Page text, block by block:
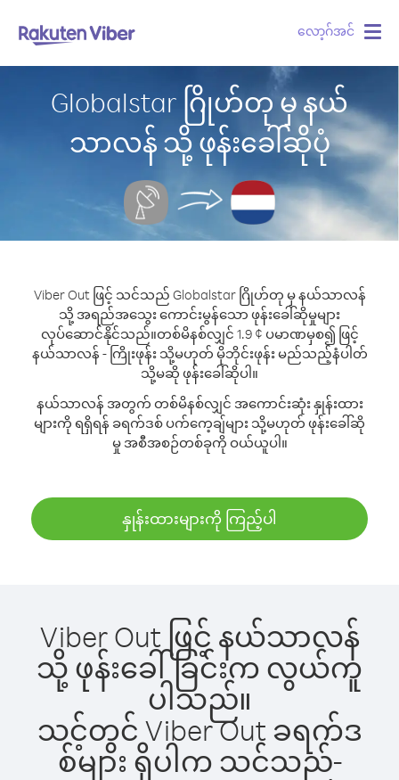
လော့ဂ်အင်
Globalstar ဂြိုဟ်တု မှ နယ်
သာလန် သို့ ဖုန်းခေါ်ဆိုပုံ
Viber Out ဖြင့် သင်သည် Globalstar ဂြိုဟ်တု မှ နယ်သာလန်
သို့ အရည်အသွေး ကောင်းမွန်သော ဖုန်းခေါ်ဆိုမှုများ
လုပ်ဆောင်နိုင်သည်။တစ်မိနစ်လျှင် 1.9 ¢ ပမာဏမှစ၍ ဖြင့်
နယ်သာလန် - ကြိုးဖုန်း သို့မဟုတ် မိုဘိုင်းဖုန်း မည်သည့်နံပါတ်
သို့မဆို ဖုန်းခေါ်ဆိုပါ။
နယ်သာလန် အတွက် တစ်မိနစ်လျှင် အကောင်းဆုံး နှုန်းထား
များကို ရရှိရန် ခရက်ဒစ် ပက်ကေ့ချ်များ သို့မဟုတ် ဖုန်းခေါ်ဆို
မှု အစီအစဉ်တစ်ခုကို ဝယ်ယူပါ။
နှုန်းထားများကို ကြည့်ပါ
Viber Out ဖြင့် နယ်သာလန်
သို့ ဖုန်းခေါ်ခြင်းက လွယ်ကူ
ပါသည်။
သင့်တွင် Viber Out ခရက်ဒ
စ်များ ရှိပါက သင်သည်-